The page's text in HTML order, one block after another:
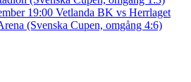
19:00 Vetlanda BK vs Herrlaget
(Svenska Cupen, omgång 4:6)